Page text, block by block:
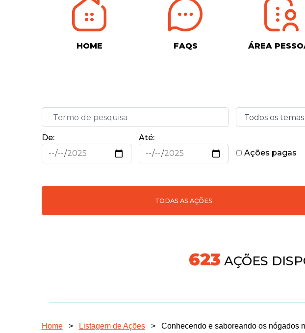
HOME FAQS ÁREA
De:
Até:
Ações pagas
TODAS AS AÇÕES
718AÇÕES
Home > Listagem de Ações > Conhecendo e saboreando os nógados